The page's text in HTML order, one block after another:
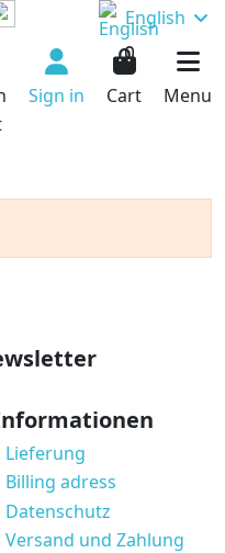
English
Sign in
0
Cart
Menu
Lieferung
Billing adress
Datenschutz
Versand und Zahlung